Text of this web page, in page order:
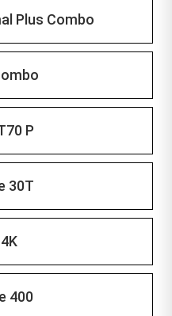
Plus Combo
P
30T
400